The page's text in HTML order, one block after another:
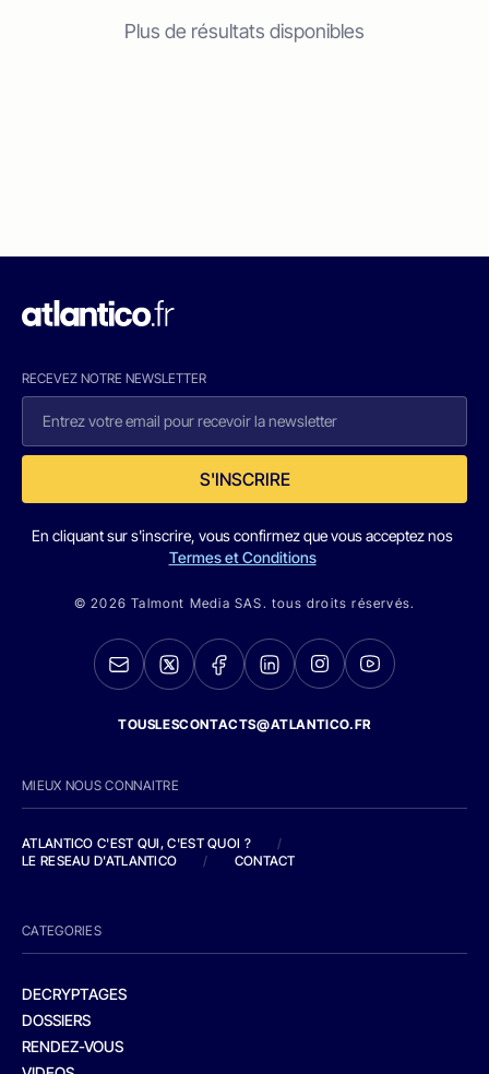
Plus de résultats disponibles
RECEVEZ NOTRE NEWSLETTER
S'INSCRIRE
En cliquant sur s'inscrire, vous confirmez que vous acceptez nos
Termes et Conditions
© 2026 Talmont Media SAS. tous droits réservés.
TOUSLESCONTACTS@ATLANTICO.FR
MIEUX NOUS CONNAITRE
ATLANTICO C'EST QUI, C'EST QUOI ?
/
LE RESEAU D'ATLANTICO
/ CONTACT
CATEGORIES
DECRYPTAGES
DOSSIERS
RENDEZ-VOUS